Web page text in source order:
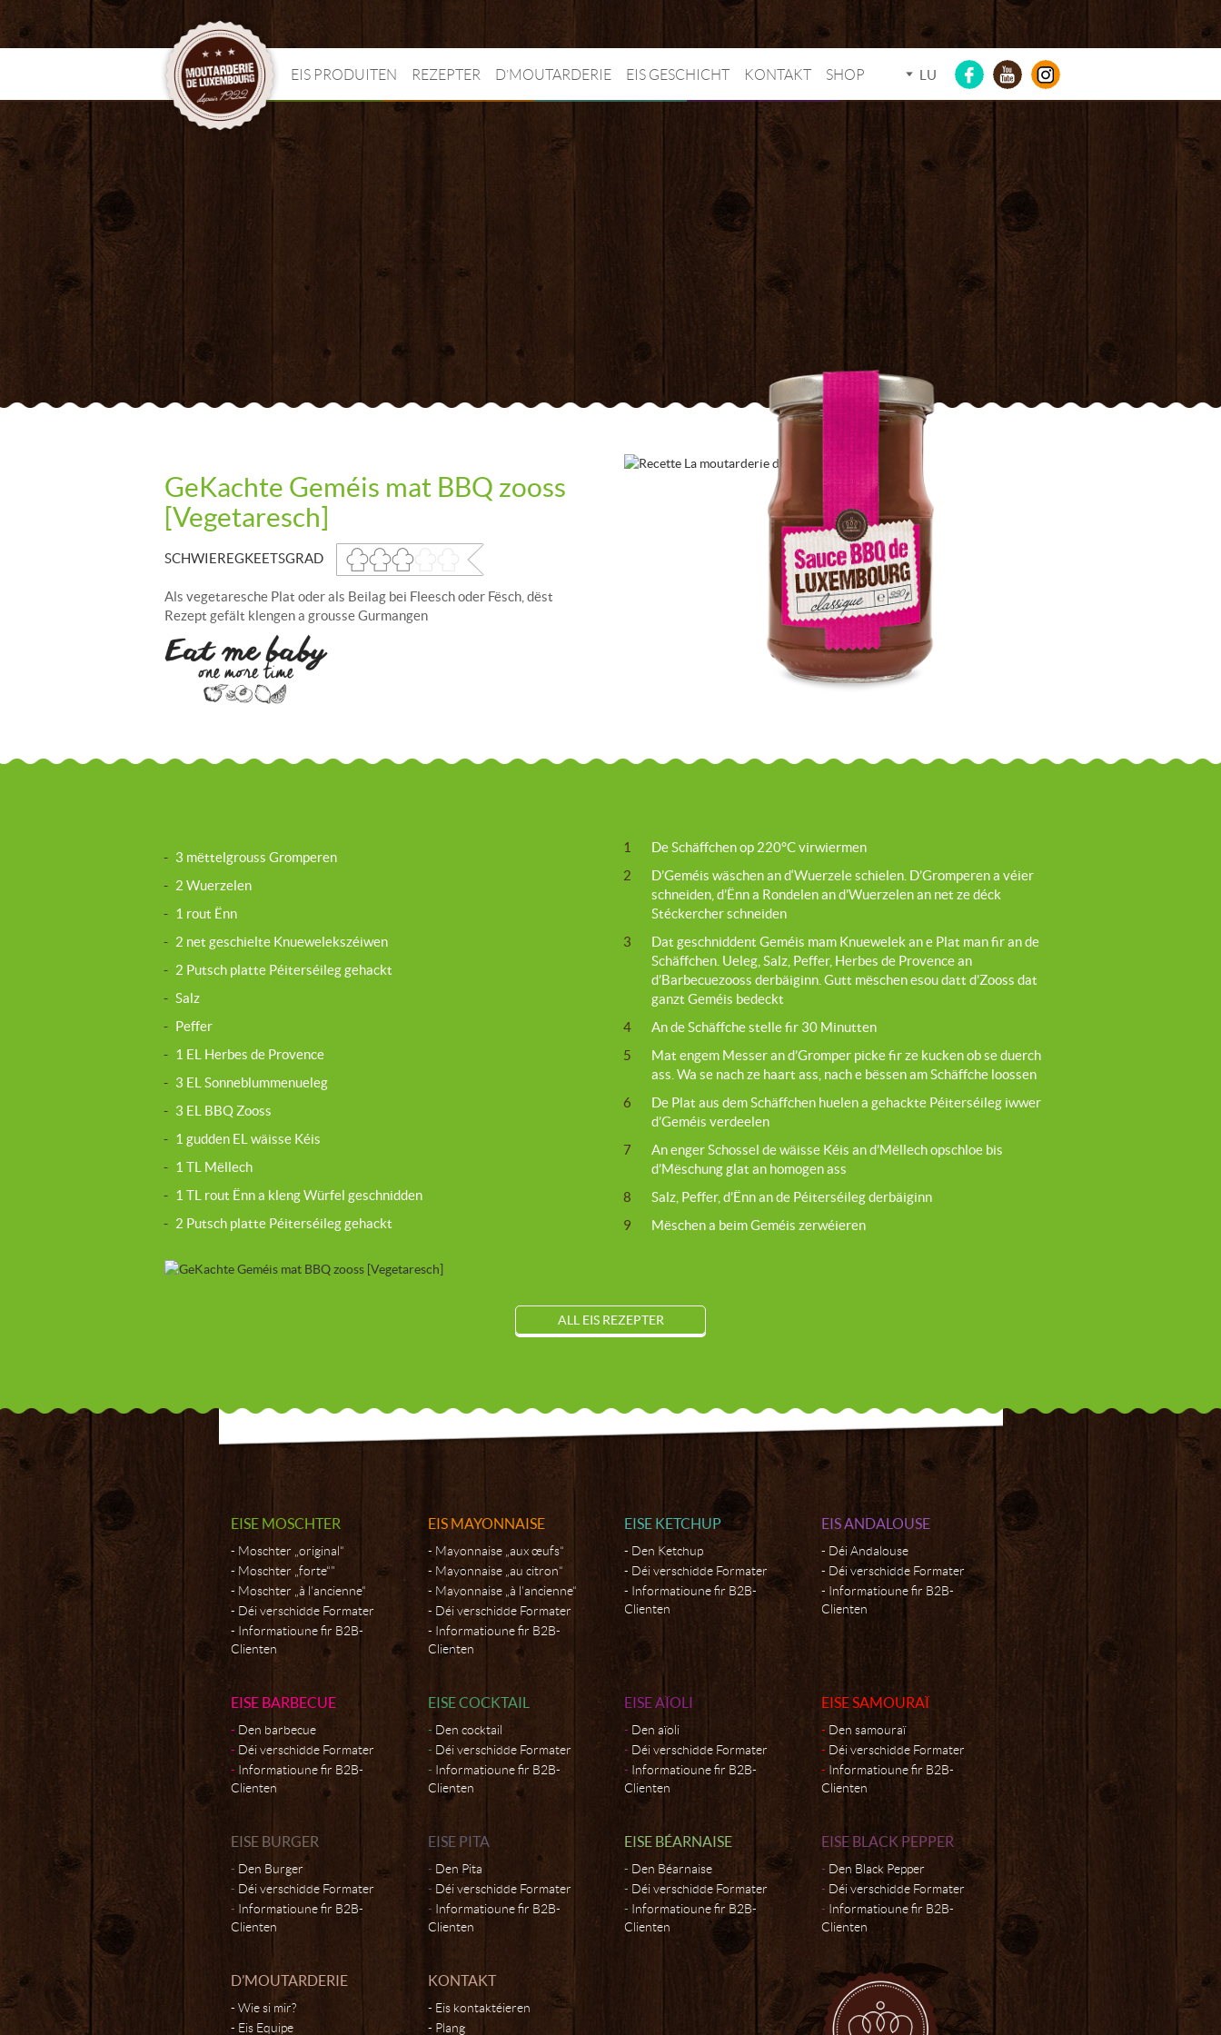
EIS PRODUITEN REZEPTER D’MOUTARDERIE EIS GESCHICHT KONTAKT SHOP LU
GeKachte Geméis mat BBQ zooss
[Vegetaresch]
SCHWIEREGKEETSGRAD
Als vegetaresche Plat oder als Beilag bei Fleesch oder Fësch, dëst
Rezept gefält klengen a grousse Gurmangen
- 3 mëttelgrouss Gromperen
- 2 Wuerzelen
- 1 rout Ënn
- 2 net geschielte Knuewelekszéiwen
- 2 Putsch platte Péiterséileg gehackt
- Salz
- Peffer
- 1 EL Herbes de Provence
- 3 EL Sonneblummenueleg
- 3 EL BBQ Zooss
- 1 gudden EL wäisse Kéis
- 1 TL Mëllech
- 1 TL rout Ënn a kleng Würfel geschnidden
- 2 Putsch platte Péiterséileg gehackt
1
De Schäffchen op 220°C virwiermen
2
D’Geméis wäschen an d‘Wuerzele schielen. D’Gromperen a véier
schneiden, d’Ënn a Rondelen an d’Wuerzelen an net ze déck
Stéckercher schneiden
3
Dat geschniddent Geméis mam Knuewelek an e Plat man fir an de
Schäffchen. Ueleg, Salz, Peffer, Herbes de Provence an
d’Barbecuezooss derbäiginn. Gutt mëschen esou datt d’Zooss dat
ganzt Geméis bedeckt
4
An de Schäffche stelle fir 30 Minutten
5
Mat engem Messer an d’Gromper picke fir ze kucken ob se duerch
ass. Wa se nach ze haart ass, nach e bëssen am Schäffche loossen
6
De Plat aus dem Schäffchen huelen a gehackte Péiterséileg iwwer
d’Geméis verdeelen
7
An enger Schossel de wäisse Kéis an d’Mëllech opschloe bis
d’Mëschung glat an homogen ass
8
Salz, Peffer, d’Ënn an de Péiterséileg derbäiginn
9
Mëschen a beim Geméis zerwéieren
ALL EIS REZEPTER
EISE MOSCHTER
Moschter „original“
Moschter „forte“"
Moschter „à l’ancienne“
Déi verschidde Formater
Informatioune fir B2B-
Clienten
EIS MAYONNAISE
Mayonnaise „aux œufs“
Mayonnaise „au citron“
Mayonnaise „à l’ancienne“
Déi verschidde Formater
Informatioune fir B2B-
Clienten
EISE KETCHUP
Den Ketchup
Déi verschidde Formater
Informatioune fir B2B-
Clienten
EIS ANDALOUSE
Déi Andalouse
Déi verschidde Formater
Informatioune fir B2B-
Clienten
EISE BARBECUE
Den barbecue
Déi verschidde Formater
Informatioune fir B2B-
Clienten
EISE COCKTAIL
Den cocktail
Déi verschidde Formater
Informatioune fir B2B-
Clienten
EISE AÏOLI
Den aïoli
Déi verschidde Formater
Informatioune fir B2B-
Clienten
EISE SAMOURAÏ
Den samouraï
Déi verschidde Formater
Informatioune fir B2B-
Clienten
EISE BURGER
Den Burger
Déi verschidde Formater
Informatioune fir B2B-
Clienten
EISE PITA
Den Pita
Déi verschidde Formater
Informatioune fir B2B-
Clienten
EISE BÉARNAISE
Den Béarnaise
Déi verschidde Formater
Informatioune fir B2B-
Clienten
EISE BLACK PEPPER
Den Black Pepper
Déi verschidde Formater
Informatioune fir B2B-
Clienten
D’MOUTARDERIE
Wie si mir?
Eis Equipe
KONTAKT
Eis kontaktéieren
Plang